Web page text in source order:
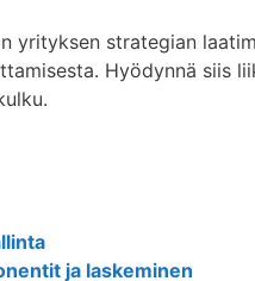
yrityksen strategian
Hyödynnä siis
ja laskeminen